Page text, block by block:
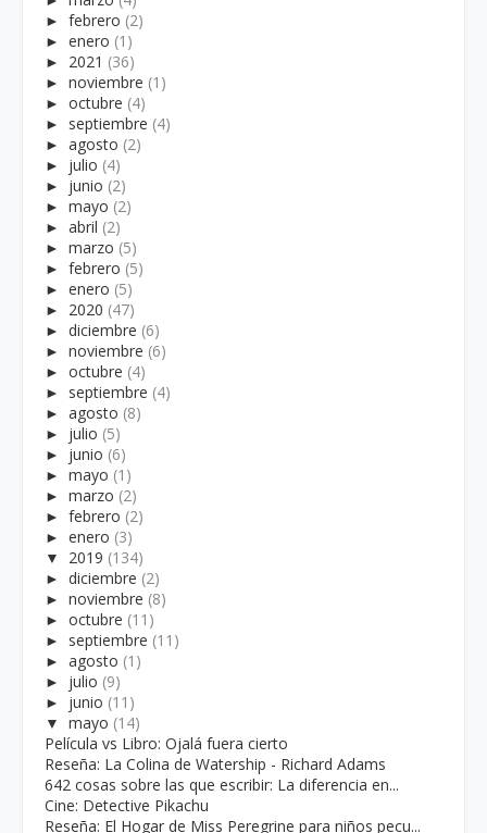
► febrero (2)
► enero (1)
► 2021 (36)
► noviembre (1)
► octubre (4)
► septiembre (4)
► agosto (2)
► julio (4)
► junio (2)
► mayo (2)
► abril (2)
► marzo (5)
► febrero (5)
► enero (5)
► 2020 (47)
► diciembre (6)
► noviembre (6)
► octubre (4)
► septiembre (4)
► agosto (8)
► julio (5)
► junio (6)
► mayo (1)
► marzo (2)
► febrero (2)
► enero (3)
▼
2019 (134)
► diciembre (2)
► noviembre (8)
► octubre (11)
► septiembre (11)
► agosto (1)
► julio (9)
► junio (11)
▼ mayo (14)
Película vs Libro: Ojalá fuera cierto
Reseña: La Colina de Watership - Richard Adams
642 cosas sobre las que escribir: La diferencia en...
Cine: Detective Pikachu
Reseña: El Hogar de Miss Peregrine para niños pecu...